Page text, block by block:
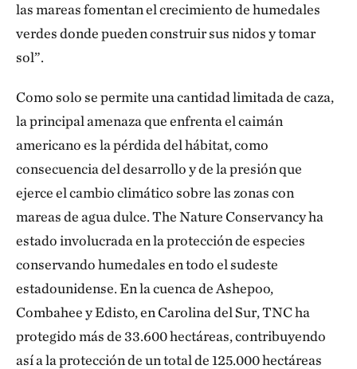
las mareas fomentan el crecimiento de humedales
verdes donde pueden construir sus nidos y tomar
sol”.
Como solo se permite una cantidad limitada de caza,
la principal amenaza que enfrenta el caimán
americano es la pérdida del hábitat, como
consecuencia del desarrollo y de la presión que
ejerce el cambio climático sobre las zonas con
mareas de agua dulce. The Nature Conservancy ha
estado involucrada en la protección de especies
conservando humedales en todo el sudeste
estadounidense. En la cuenca de Ashepoo,
Combahee y Edisto, en Carolina del Sur, TNC ha
protegido más de 33.600 hectáreas, contribuyendo
así a la protección de un total de 125.000 hectáreas